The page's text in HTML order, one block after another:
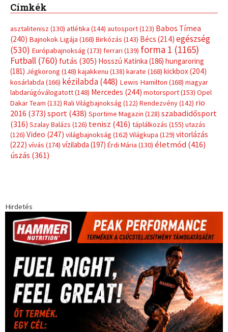
Címkék
asztalitenisz (130) atlétika (144) autosport(123) Babos Tímea
(240) Bajnokok Ligája (168) Birkózás (143) Bécs (214) egészség
(530) Európabajnokság (173) ferrari (139) forma 1 (1165)
Futball (760) futás (305) Hosszú Katinka (186) hungaroring
(181) Jégkorong (148) kajakkenu (138) karate (168) kickbox(204)
kosárlabda (166) kézilabda(448) Lewis Hamilton (168) magyar
labdarúgóválogatott(148) Mercedes (244) motorsport(153) Opel
Dakar Team (132) Rali Világbajnokság (122) Rendezvény(142) rio
2016 (373) sport(438) Sportime Magazin (128) szabadidősport
(316) Szalay Balázs (126) tenisz (416) táplálkozás (155) utazás
(126) Video (247) világbajnokság (162) Világkupa (129) vitorlázás
(222) vívás (174) vízilabda (197) Érdi Mária (130) életmód(416)
úszás (361)
Hirdetés